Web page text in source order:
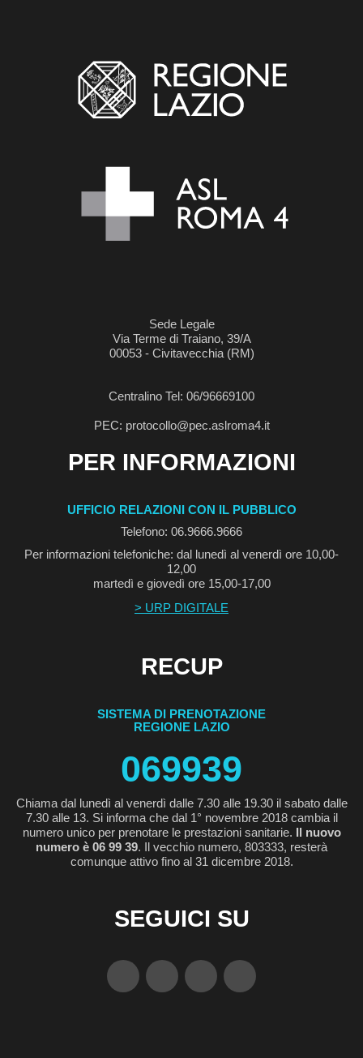
Sede Legale
Via Terme di Traiano, 39/A
00053 - Civitavecchia (RM)
Centralino Tel: 06/96669100
PEC: protocollo@pec.aslroma4.it
PER INFORMAZIONI
UFFICIO RELAZIONI CON IL PUBBLICO
Telefono: 06.9666.9666
Per informazioni telefoniche: dal lunedì al venerdì ore 10,00-
12,00
martedì e giovedì ore 15,00-17,00
> URP DIGITALE
RECUP
SISTEMA DI PRENOTAZIONE
REGIONE LAZIO
069939
Chiama dal lunedì al venerdì dalle 7.30 alle 19.30 il sabato dalle
7.30 alle 13. Si informa che dal 1° novembre 2018 cambia il
numero unico per prenotare le prestazioni sanitarie. Il nuovo
numero è 06 99 39. Il vecchio numero, 803333, resterà
comunque attivo fino al 31 dicembre 2018.
SEGUICI SU